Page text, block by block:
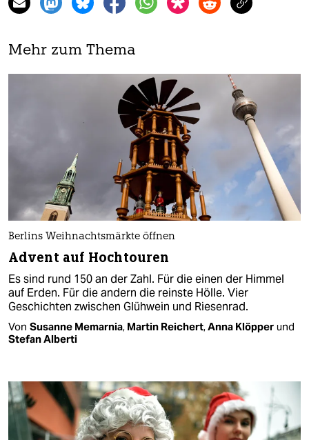
Mehr zum Thema
Berlins Weihnachtsmärkte öffnen
Advent auf Hochtouren
Es sind rund 150 an der Zahl. Für die einen der Himmel
auf Erden. Für die andern die reinste Hölle. Vier
Geschichten zwischen Glühwein und Riesenrad.
Von Susanne Memarnia, Martin Reichert,Anna Klöpper und
Stefan Alberti